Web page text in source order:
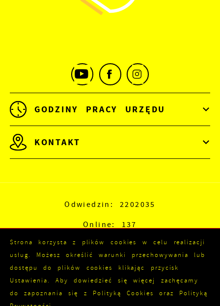
GODZINY PRACY URZĘDU
KONTAKT
Odwiedzin: 2202035
Online: 137
Strona korzysta z plików cookies w celu realizacji
usług. Możesz określić warunki przechowywania lub
dostępu do plików cookies klikając przycisk
Ustawienia. Aby dowiedzieć się więcej zachęcamy
do zapoznania się z Polityką Cookies oraz Polityką